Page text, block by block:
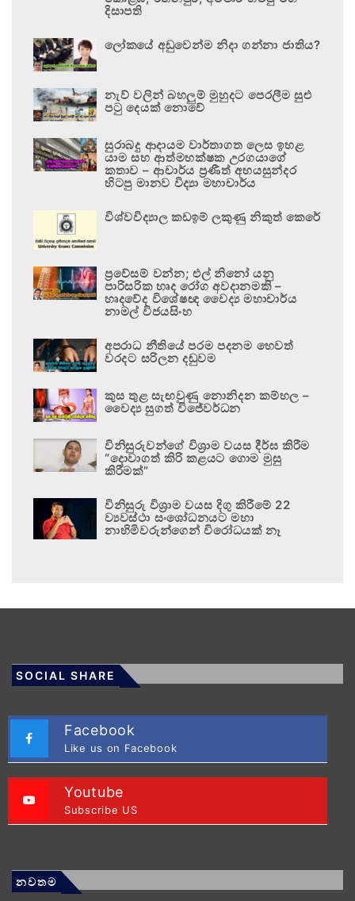
දිසාපති
ලෝකයේ අඩුවෙන්ම නිදා ගන්නා ජාතිය?
නැව් වලින් බහලුම් මුහුදට පෙරලීම සුළු
පටු දෙයක් නොවේ
සුරාබදු ආදායම වාර්තාගත ලෙස ඉහළ
යාම සහ ආත්මභක්ෂක උරගයාගේ
කතාව – ආචාර්ය ප්‍රණීත් අභයසුන්දර
හිටපු මානව විද්‍යා මහාචාර්ය
විශ්වවිද්‍යාල කඩඉම් ලකුණු නිකුත් කෙරේ
ප්‍රවේසම් වන්න; එල් නිනෝ යනු
පාරිසරික හෘද රෝග අවදානමකි –
හෘදවේද විශේෂඥ වෛද්‍ය මහාචාර්ය
නාමල් විජයසිංහ
අපරාධ නීතියේ පරම පදනම හෙවත්
වරදට සරිලන දඬුවම
කුස තුළ සැඟවුණු නොනිදන කම්හල –
වෛද්‍ය සුගත් විජේවර්ධන
විනිසුරුවන්ගේ විශ්‍රාම වයස දීර්ඝ කිරීම
“දොවාගත් කිරි කළයට ගොම මුසු
කිරීමක්”
විනිසුරු විශ්‍රාම වයස දිගු කිරීමේ 22
ව්‍යවස්ථා සංශෝධනයට මහා
නාහිමිවරුන්ගෙන් විරෝධයක් නෑ
SOCIAL SHARE
Facebook
Like us on Facebook
Youtube
Subscribe US
නවතම